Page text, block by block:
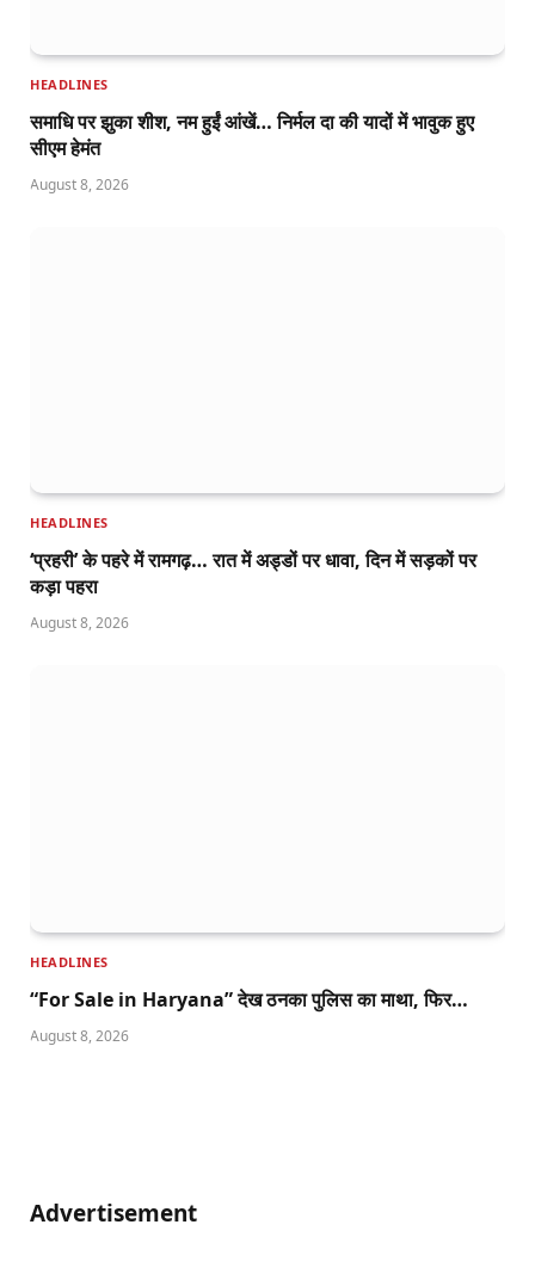
HEADLINES
समाधि पर झुका शीश, नम हुईं आंखें… निर्मल दा की यादों में भावुक हुए
सीएम हेमंत
August 8, 2026
HEADLINES
‘प्रहरी’ के पहरे में रामगढ़… रात में अड्डों पर धावा, दिन में सड़कों पर
कड़ा पहरा
August 8, 2026
HEADLINES
“For Sale in Haryana” देख ठनका पुलिस का माथा, फिर…
August 8, 2026
Advertisement